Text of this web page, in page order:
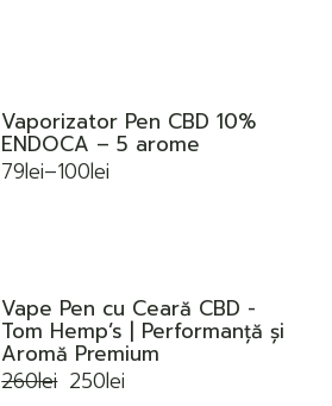
Vaporizator Pen CBD 10%
ENDOCA – 5 arome
79lei–100lei
Interval
100lei
Vape Pen cu Ceară CBD -
Tom Hemp’s | Performanță și
Aromă Premium
260lei
Prețul 250lei
Prețul